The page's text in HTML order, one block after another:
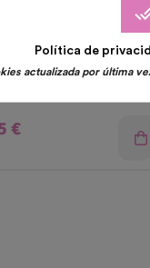
De Cumpleaños Cera
Plateada Con
Número 8
€
Política de
actualizada por última